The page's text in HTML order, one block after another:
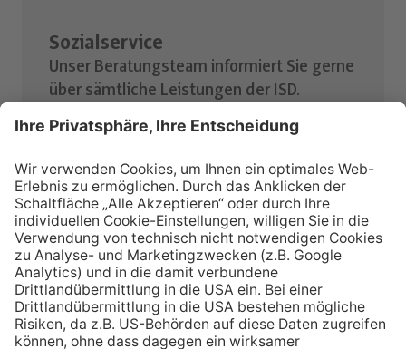
Sozialservice
Unser Beratungsteam informiert Sie gerne
über sämtliche Leistungen der ISD.
Zum Sozialservice